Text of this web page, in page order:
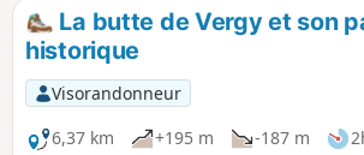
La butte de Vergy et son
historique
Visorandonneur
6,37 km
+195 m -187 m